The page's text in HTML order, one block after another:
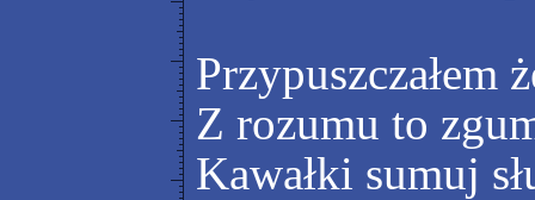
Przypuszczałem
Z rozumu to
Kawałki sumuj